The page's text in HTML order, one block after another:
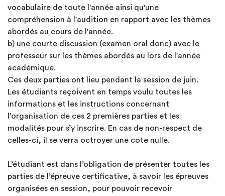
vocabulaire de toute l'année ainsi qu'une
compréhension à l'audition en rapport avec les thèmes
abordés au cours de l'année.
b) une courte discussion (examen oral donc) avec le
professeur sur les thèmes abordés au lors de l'année
académique.
Ces deux parties ont lieu pendant la session de juin.
Les étudiants reçoivent en temps voulu toutes les
informations et les instructions concernant
l’organisation de ces 2 premières parties et les
modalités pour s’y inscrire. En cas de non-respect de
celles-ci, il se verra octroyer une cote nulle.
L’étudiant est dans l’obligation de présenter toutes les
parties de l’épreuve certificative, à savoir les épreuves
organisées en session, pour pouvoir recevoir